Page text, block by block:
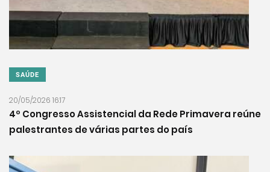
SAÚDE
20/05/2026 16:17
4º Congresso Assistencial da Rede Primavera reúne
palestrantes de várias partes do país